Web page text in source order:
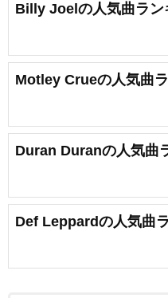
Billy Joelの人気曲ラン
Motley Crueの人気曲ラ
Duran Duranの人気曲
Def Leppardの人気曲